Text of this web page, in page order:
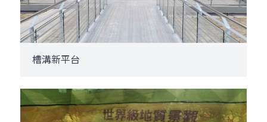
槽溝新平台